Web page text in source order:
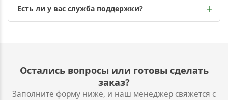
Есть ли у вас служба поддержки?
Остались вопросы или готовы сделать
заказ?
Заполните форму ниже, и наш менеджер свяжется с